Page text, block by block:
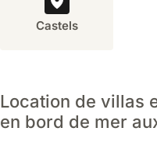
exclusivité
peuvent
égaler.
Une
Castels
Location de villas
en bord de mer